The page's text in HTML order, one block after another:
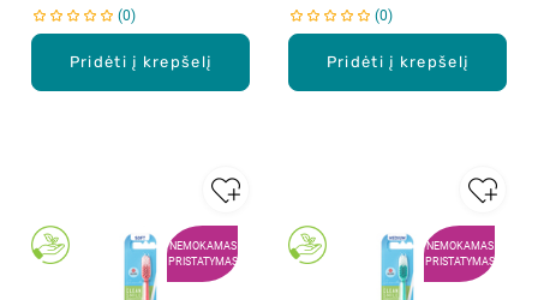
Pridėti į krepšelį
0
Pridėti į krepšelį
0
NEMOKAMAS
PRISTATYMAS
NEMOKAMAS
PRISTATYMAS